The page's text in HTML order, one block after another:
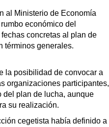
al Ministerio de Economía
económico del
concretas al plan de
términos generales.
la posibilidad de convocar a
organizaciones participantes,
del plan de lucha, aunque
su realización.
cegetista había definido a